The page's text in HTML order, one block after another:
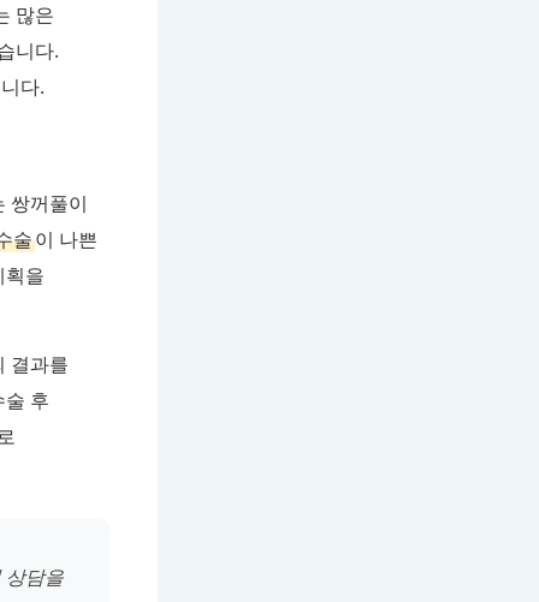
많은
니다.
다.
쌍꺼풀이
술이 나쁜
획을
결과를
후
상담을